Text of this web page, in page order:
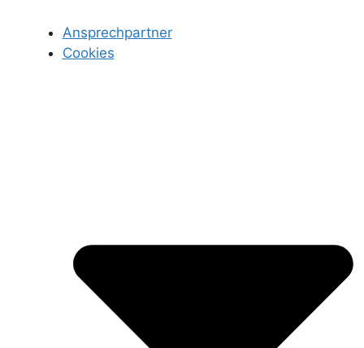
Ansprechpartner
Cookies